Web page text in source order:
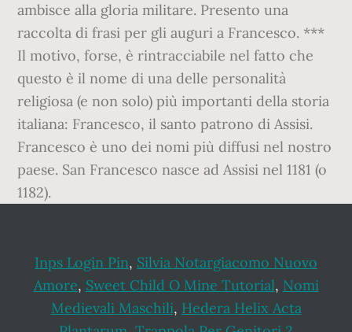
ambisce alla gloria militare. Presento una
raccolta di frasi per gli auguri a Francesco. ***
Il motivo, forse, è rintracciabile nel fatto che
questo è il nome di una delle personalità
religiosa (e non solo) più importanti della storia
italiana: Francesco, il santo patrono di Assisi.
Francesco è uno dei nomi più diffusi nel nostro
paese. San Francesco nasce ad Assisi nel 1181 (o
1182).
Inps Login Pin, Silvia Notargiacomo Nuovo
Amore, Sweet Child O Mine Tutorial, Nomi
Medievali Maschili, Hedera Helix Acta